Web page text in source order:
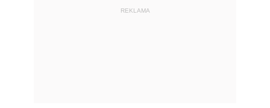
REKLAMA